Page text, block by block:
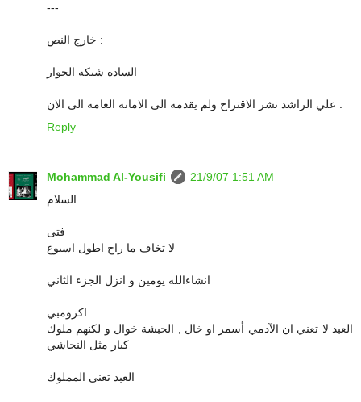
---
خارج النص :
الساده شبكه الحوار
Reply
Mohammad Al-Yousifi
21/9/07 1:51 AM
السلام
فتى
لا تخاف ما راح اطول اسبوع
انشاءالله يومين و انزل الجزء الثاني
اكزومبي
العبد لا تعني ان الآدمي أسمر او خال , الحبشة خوال و لكنهم ملوك
كبار مثل النجاشي
العبد تعني المملوك